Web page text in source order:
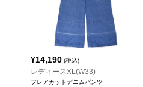
¥14,190 (税込)
レディースXL(W33)
フレアカットデニムパンツ